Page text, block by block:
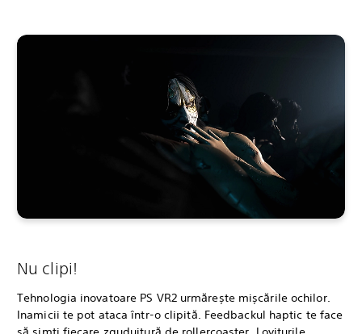
Nu clipi!
Tehnologia inovatoare PS VR2 urmărește mișcările ochilor.
Inamicii te pot ataca într-o clipită. Feedbackul haptic te face